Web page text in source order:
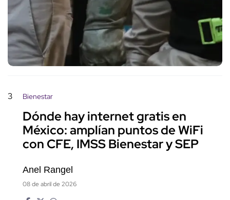
3 Bienestar
Dónde hay internet gratis en
México: amplían puntos de WiFi
con CFE, IMSS Bienestar y SEP
Anel Rangel
08 de abril de 2026